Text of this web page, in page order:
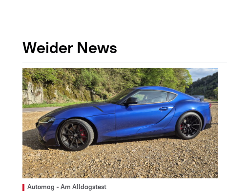
Weider News
Automag - Am Alldagstest